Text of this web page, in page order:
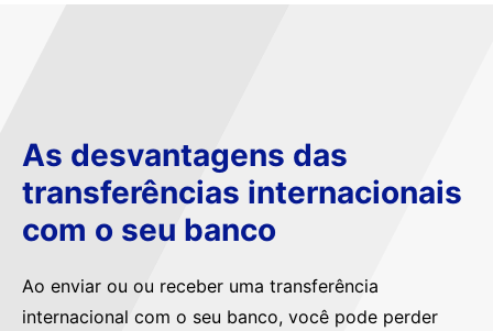
As desvantagens das
transferências internacionais
com o seu banco
Ao enviar ou ou receber uma transferência
internacional com o seu banco, você pode perder